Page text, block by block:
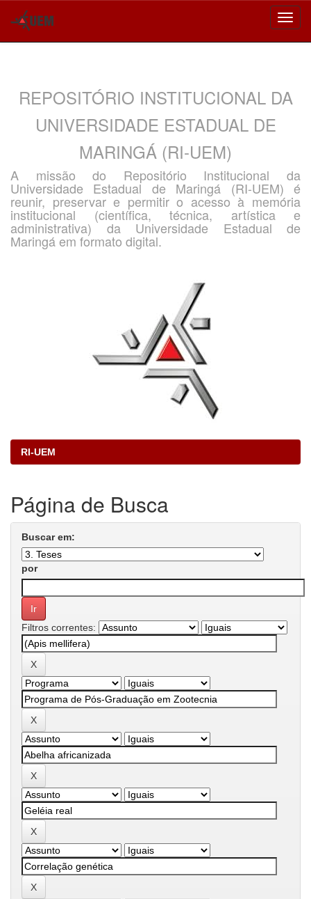
REPOSITÓRIO INSTITUCIONAL DA
UNIVERSIDADE ESTADUAL DE
MARINGÁ (RI-UEM)
A missão do Repositório Institucional da
Universidade Estadual de Maringá (RI-UEM) é
reunir, preservar e permitir o acesso à memória
institucional (científica, técnica, artística e
administrativa) da Universidade Estadual de
Maringá em formato digital.
RI-UEM
Página de Busca
Buscar em:
por
Filtros correntes: